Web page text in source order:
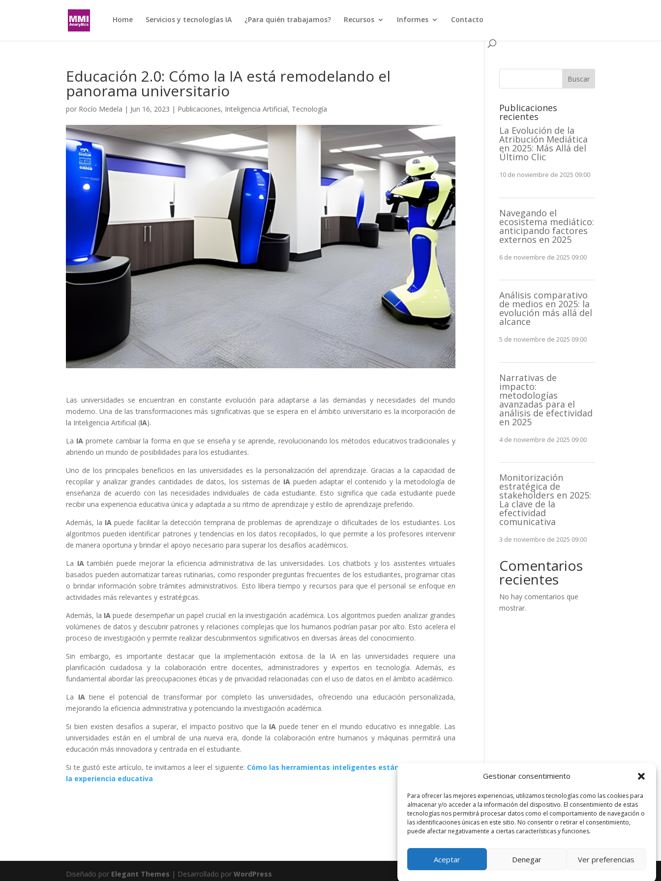
Gestionar consentimiento
Para ofrecer las mejores experiencias, utilizamos tecnologías como las cookies para
almacenar y/o acceder a la información del dispositivo. El consentimiento de estas
tecnologías nos permitirá procesar datos como el comportamiento de navegación o
las identificaciones únicas en este sitio. No consentir o retirar el consentimiento,
puede afectar negativamente a ciertas características y funciones.
Aceptar Denegar Ver preferencias
Home Servicios y tecnologías IA ¿Para quién trabajamos? Recursos Informes Contacto
Educación 2.0: Cómo la IA está remodelando el
panorama universitario
por Rocío Medela | Jun 16, 2023 | Publicaciones, Inteligencia Artificial, Tecnología
Las universidades se encuentran en constante evolución para adaptarse a las demandas y necesidades del mundo
moderno. Una de las transformaciones más significativas que se espera en el ámbito universitario es la incorporación de
la Inteligencia Artificial (IA).
La IA promete cambiar la forma en que se enseña y se aprende, revolucionando los métodos educativos tradicionales y
abriendo un mundo de posibilidades para los estudiantes.
Uno de los principales beneficios en las universidades es la personalización del aprendizaje. Gracias a la capacidad de
recopilar y analizar grandes cantidades de datos, los sistemas de IA pueden adaptar el contenido y la metodología de
enseñanza de acuerdo con las necesidades individuales de cada estudiante. Esto significa que cada estudiante puede
recibir una experiencia educativa única y adaptada a su ritmo de aprendizaje y estilo de aprendizaje preferido.
Además, la IApuede facilitar la detección temprana de problemas de aprendizaje o dificultades de los estudiantes. Los
algoritmos pueden identificar patrones y tendencias en los datos recopilados, lo que permite a los profesores intervenir
de manera oportuna y brindar el apoyo necesario para superar los desafíos académicos.
La IAtambién puede mejorar la eficiencia administrativa de las universidades. Los chatbots y los asistentes virtuales
basados pueden automatizar tareas rutinarias, como responder preguntas frecuentes de los estudiantes, programar citas
o brindar información sobre trámites administrativos. Esto libera tiempo y recursos para que el personal se enfoque en
actividades más relevantes y estratégicas.
Además, la IApuede desempeñar un papel crucial en la investigación académica. Los algoritmos pueden analizar grandes
volúmenes de datos y descubrir patrones y relaciones complejas que los humanos podrían pasar por alto. Esto acelera el
proceso de investigación y permite realizar descubrimientos significativos en diversas áreas del conocimiento.
Sin embargo, es importante destacar que la implementación exitosa de la IA en las universidades requiere una
planificación cuidadosa y la colaboración entre docentes, administradores y expertos en tecnología. Además, es
fundamental abordar las preocupaciones éticas y de privacidad relacionadas con el uso de datos en el ámbito académico.
La IAtiene el potencial de transformar por completo las universidades, ofreciendo una educación personalizada,
mejorando la eficiencia administrativa y potenciando la investigación académica.
Si bien existen desafíos a superar, el impacto positivo que la IApuede tener en el mundo educativo es innegable. Las
universidades están en el umbral de una nueva era, donde la colaboración entre humanos y máquinas permitirá una
educación más innovadora y centrada en el estudiante.
Si te gustó este artículo, te invitamos a leer el siguiente: Cómo las herramientas inteligentes están transformando
la experiencia educativa
Buscar
Publicaciones
recientes
La Evolución de la
Atribución Mediática
en 2025: Más Allá del
Último Clic
10 de noviembre de 2025 09:00
Navegando el
ecosistema mediático:
anticipando factores
externos en 2025
6 de noviembre de 2025 09:00
Análisis comparativo
de medios en 2025: la
evolución más allá del
alcance
5 de noviembre de 2025 09:00
Narrativas de
impacto:
metodologías
avanzadas para el
análisis de efectividad
en 2025
4 de noviembre de 2025 09:00
Monitorización
estratégica de
stakeholders en 2025:
La clave de la
efectividad
comunicativa
3 de noviembre de 2025 09:00
Comentarios
recientes
No hay comentarios que
mostrar.
Diseñado por Elegant Themes | Desarrollado porWordPress